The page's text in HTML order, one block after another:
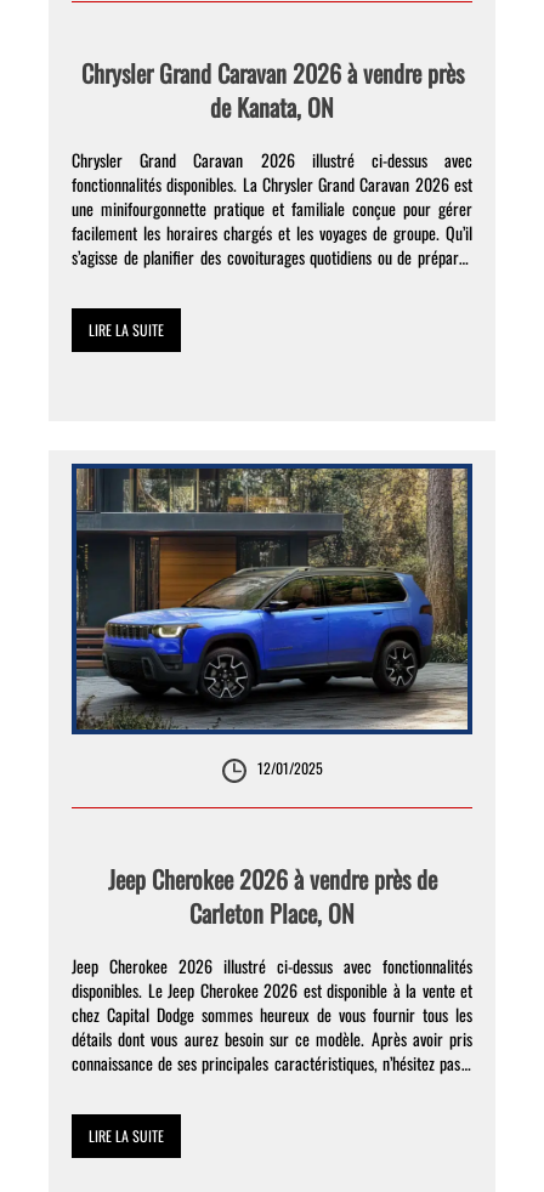
Chrysler Grand Caravan 2026 à vendre près
de Kanata, ON
Chrysler Grand Caravan 2026 illustré ci-dessus avec
fonctionnalités disponibles. La Chrysler Grand Caravan 2026 est
une minifourgonnette pratique et familiale conçue pour gérer
facilement les horaires chargés et les voyages de groupe. Qu’il
s’agisse de planifier des covoiturages quotidiens ou de préparer
fonctionnalités nécessaires pour […]
LIRE LA SUITE
12/01/2025
Jeep Cherokee 2026 à vendre près de
Carleton Place, ON
Jeep Cherokee 2026 illustré ci-dessus avec fonctionnalités
disponibles. Le Jeep Cherokee 2026 est disponible à la vente et
chez Capital Dodge sommes heureux de vous fournir tous les
détails dont vous aurez besoin sur ce modèle. Après avoir pris
connaissance de ses principales caractéristiques, n’hésitez pas à
LIRE LA SUITE